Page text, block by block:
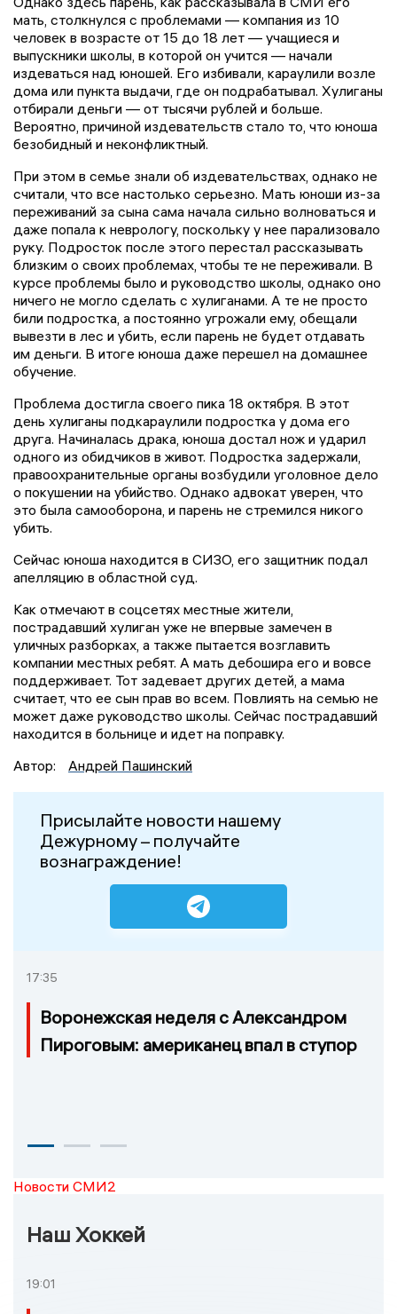
мать, столкнулся с проблемами — компания из 10
человек в возрасте от 15 до 18 лет — учащиеся и
выпускники школы, в которой он учится — начали
издеваться над юношей. Его избивали, караулили возле
дома или пункта выдачи, где он подрабатывал. Хулиганы
отбирали деньги — от тысячи рублей и больше.
Вероятно, причиной издевательств стало то, что юноша
безобидный и неконфликтный.
При этом в семье знали об издевательствах, однако не
считали, что все настолько серьезно. Мать юноши из-за
переживаний за сына сама начала сильно волноваться и
даже попала к неврологу, поскольку у нее парализовало
руку. Подросток после этого перестал рассказывать
близким о своих проблемах, чтобы те не переживали. В
курсе проблемы было и руководство школы, однако оно
ничего не могло сделать с хулиганами. А те не просто
били подростка, а постоянно угрожали ему, обещали
вывезти в лес и убить, если парень не будет отдавать
им деньги. В итоге юноша даже перешел на домашнее
обучение.
Проблема достигла своего пика 18 октября. В этот
день хулиганы подкараулили подростка у дома его
друга. Начиналась драка, юноша достал нож и ударил
одного из обидчиков в живот. Подростка задержали,
правоохранительные органы возбудили уголовное дело
о покушении на убийство. Однако адвокат уверен, что
это была самооборона, и парень не стремился никого
убить.
Сейчас юноша находится в СИЗО, его защитник подал
апелляцию в областной суд.
Как отмечают в соцсетях местные жители,
пострадавший хулиган уже не впервые замечен в
уличных разборках, а также пытается возглавить
компании местных ребят. А мать дебошира его и вовсе
поддерживает. Тот задевает других детей, а мама
считает, что ее сын прав во всем. Повлиять на семью не
может даже руководство школы. Сейчас пострадавший
находится в больнице и идет на поправку.
Автор:
Андрей Пашинский
Присылайте новости нашему
Дежурному – получайте
вознаграждение!
17:35
Воронежская неделя с Александром
Пироговым: американец впал в ступор
Новости СМИ2
Наш Хоккей
19:01